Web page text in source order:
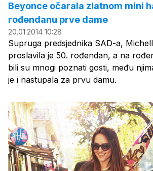
Beyonce očarala zlatnom mini
rođendanu prve dame
20.01.2014 10:28
Supruga predsjednika SAD-a,
proslavila je 50. rođendan, a na
bili su mnogi poznati gosti, među
je i nastupala za prvu damu.